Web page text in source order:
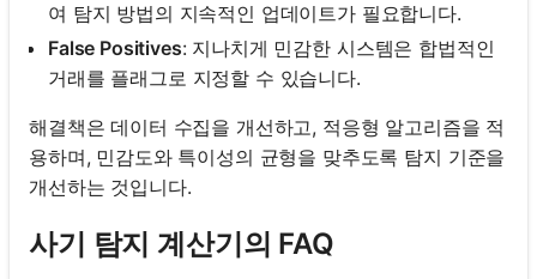
여 탐지 방법의 지속적인 업데이트가 필요합니다.
False Positives: 지나치게 민감한 시스템은 합법적인
거래를 플래그로 지정할 수 있습니다.
해결책은 데이터 수집을 개선하고, 적응형 알고리즘을 적
용하며, 민감도와 특이성의 균형을 맞추도록 탐지 기준을
개선하는 것입니다.
사기 탐지 계산기의 FAQ